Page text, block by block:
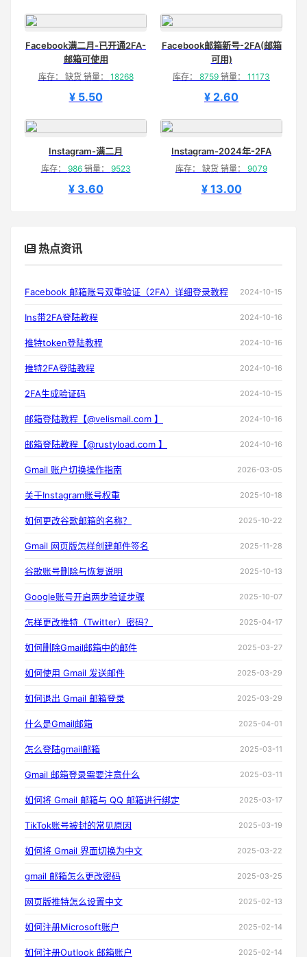
Facebook满二月-已开通2FA-
邮箱可使用
库存： 缺货 销量： 18268
¥ 5.50
Facebook邮箱新号-2FA(邮箱
可用)
库存： 8759 销量： 11173
¥ 2.60
Instagram-满二月
库存： 986销量： 9523
¥ 3.60
Instagram-2024年-2FA
库存： 缺货 销量： 9079
¥ 13.00
热点资讯
Facebook 邮箱账号双重验证（2FA）详细登录教程 2024-10-15
Ins带2FA登陆教程 2024-10-16
推特token登陆教程 2024-10-16
推特2FA登陆教程 2024-10-16
2FA生成验证码 2024-10-15
邮箱登陆教程【@velismail.com 】 2024-10-16
邮箱登陆教程【@rustyload.com 】 2024-10-16
Gmail 账户切换操作指南 2026-03-05
关于Instagram账号权重 2025-10-18
如何更改谷歌邮箱的名称？ 2025-10-22
Gmail 网页版怎样创建邮件签名 2025-11-28
谷歌账号删除与恢复说明 2025-10-13
Google账号开启两步验证步骤 2025-10-07
怎样更改推特（Twitter）密码？ 2025-04-17
如何删除Gmail邮箱中的邮件 2025-03-27
如何使用 Gmail 发送邮件 2025-03-29
如何退出 Gmail 邮箱登录 2025-03-29
什么是Gmail邮箱 2025-04-01
怎么登陆gmail邮箱 2025-03-11
Gmail 邮箱登录需要注意什么 2025-03-11
如何将 Gmail 邮箱与 QQ 邮箱进行绑定 2025-03-17
TikTok账号被封的常见原因 2025-03-19
如何将 Gmail 界面切换为中文 2025-03-22
gmail 邮箱怎么更改密码 2025-03-25
网页版推特怎么设置中文 2025-02-13
如何注册Microsoft账户 2025-02-14
如何注册Outlook 邮箱账户 2025-02-14